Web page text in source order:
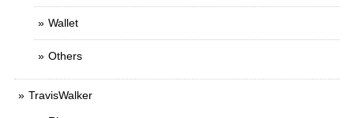
Wallet
Others
TravisWalker